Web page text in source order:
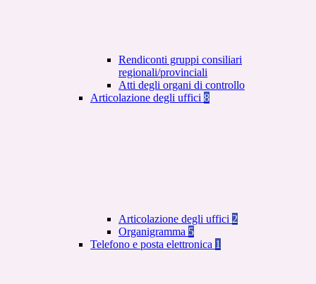
Rendiconti gruppi consiliari
regionali/provinciali
Atti degli organi di controllo
Articolazione degli uffici 8
Articolazione degli uffici 2
Organigramma 5
Telefono e posta elettronica 1